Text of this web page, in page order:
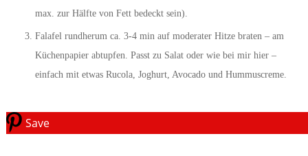
max. zur Hälfte von Fett bedeckt sein).
Falafel rundherum ca. 3-4 min auf moderater Hitze braten – am
Küchenpapier abtupfen. Passt zu Salat oder wie bei mir hier –
einfach mit etwas Rucola, Joghurt, Avocado und Hummuscreme.
Save